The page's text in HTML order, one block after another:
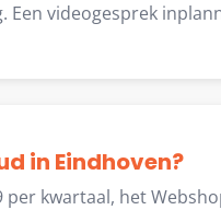
videogesprek
in Eindhoven?
kwartaal, het